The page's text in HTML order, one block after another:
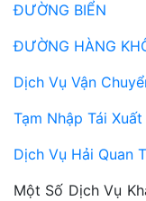
ĐƯỜNG BIỂN
ĐƯỜNG HÀNG
Dịch Vụ Vận
Tạm Nhập Tái Xuất
Dịch Vụ Hải Quan
Một Số Dịch Vụ